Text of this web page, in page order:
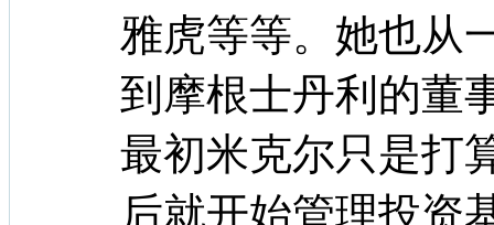
雅虎等等。她也从
到摩根士丹利的董
最初米克尔只是打
后就开始管理投资